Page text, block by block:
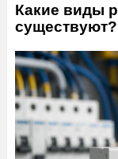
Какие виды
существуют?